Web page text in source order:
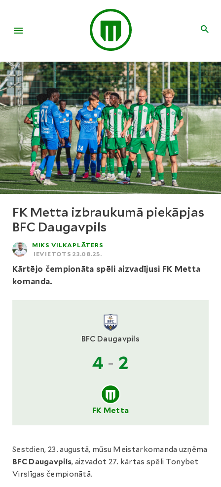
FK Metta izbraukumā piekāpjas
BFC Daugavpils
MIKS VILKAPLĀTERS
IEVIETOTS 23.08.25.
Kārtējo čempionāta spēli aizvadījusi FK Metta
komanda.
BFC Daugavpils
4 - 2
FK Metta
Sestdien, 23. augustā, mūsu Meistarkomanda uzņēma
BFC Daugavpils, aizvadot 27. kārtas spēli Tonybet
Virslīgas čempionātā.